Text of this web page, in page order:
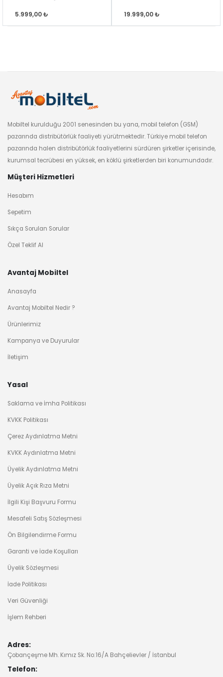
5.999,00 ₺ 19.999,00 ₺
99.999,00 ₺
99.999,00 ₺
64.999,00 ₺
52.999,00 ₺
Mobiltel kurulduğu 2001 senesinden bu yana, mobil telefon (GSM)
pazarında distribütörlük faaliyeti yürütmektedir. Türkiye mobil telefon
pazarında halen distribütörlük faaliyetlerini sürdüren şirketler içerisinde,
kurumsal tecrübesi en yüksek, en köklü şirketlerden biri konumundadır.
Müşteri Hizmetleri
Hesabım
Sepetim
Sıkça Sorulan Sorular
Özel Teklif Al
Avantaj Mobiltel
Anasayfa
Avantaj Mobiltel Nedir ?
Ürünlerimiz
Kampanya ve Duyurular
İletişim
Yasal
Saklama ve İmha Politikası
KVKK Politikası
Çerez Aydınlatma Metni
KVKK Aydınlatma Metni
Üyelik Aydınlatma Metni
Üyelik Açık Rıza Metni
İlgili Kişi Başvuru Formu
Mesafeli Satış Sözleşmesi
Ön Bilgilendirme Formu
Garanti ve İade Koşulları
Üyelik Sözleşmesi
İade Politikası
Veri Güvenliği
İşlem Rehberi
Adres:
Çobançeşme Mh. Kımız Sk. No:16/A Bahçelievler / İstanbul
Telefon: